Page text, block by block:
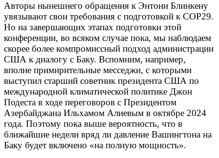
Авторы нынешнего обращения к Энтони Блинкену
увязывают свои требования с подготовкой кCOP29.
Но на завершающих этапах подготовки этой
конференции, во всяком случае пока, мы наблюдаем
скорее более компромиссный подход администрации
США к диалогу с Баку. Вспомним, например,
вполне примирительные месседжи, с которыми
выступил старший советник президента США по
международной климатической политике Джон
Подеста в ходе переговоров с Президентом
Азербайджана Ильхамом Алиевым в октябре 2024
года. Поэтому пока выше вероятность, что в
ближайшие недели вряд ли давление Вашингтона на
Баку будет включено «на полную мощность».